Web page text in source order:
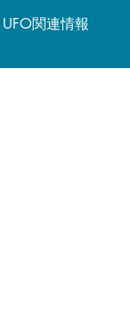
UFO関連情報